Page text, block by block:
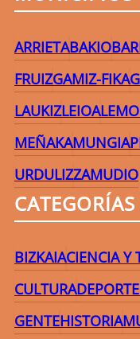
ARRIETABAKIO
FRUIZGAMIZ-FIKA
LAUKIZLEIOA
MEÑAKAMUNGIA
URDULIZZAMUDIO
CATEGORÍAS
BIZKAIACIENCIA Y
CULTURA
GENTEHISTORIA